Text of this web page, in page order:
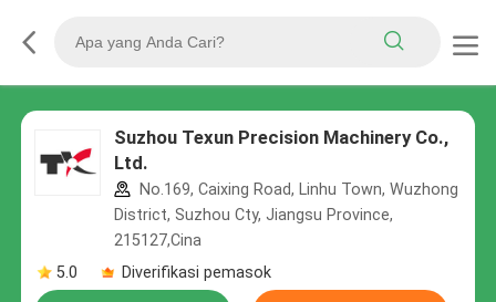
Suzhou Texun Precision Machinery Co.,
Ltd.
No.169, Caixing Road, Linhu Town, Wuzhong
District, Suzhou Cty, Jiangsu Province,
215127,Cina
5.0
Diverifikasi pemasok